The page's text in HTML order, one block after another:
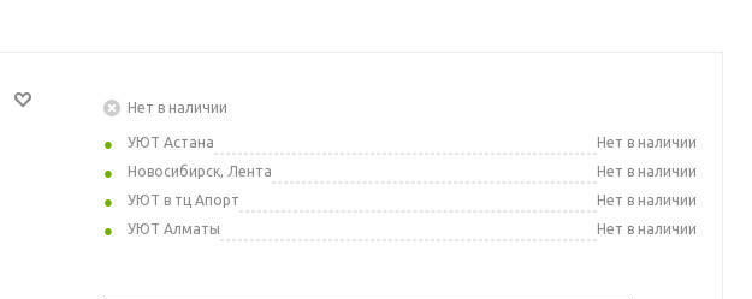
Нет в наличии
УЮТ Астана
Нет в наличии
Новосибирск, Лента
Нет в наличии
УЮТ в тц Апорт
Нет в наличии
УЮТ Алматы
Нет в наличии